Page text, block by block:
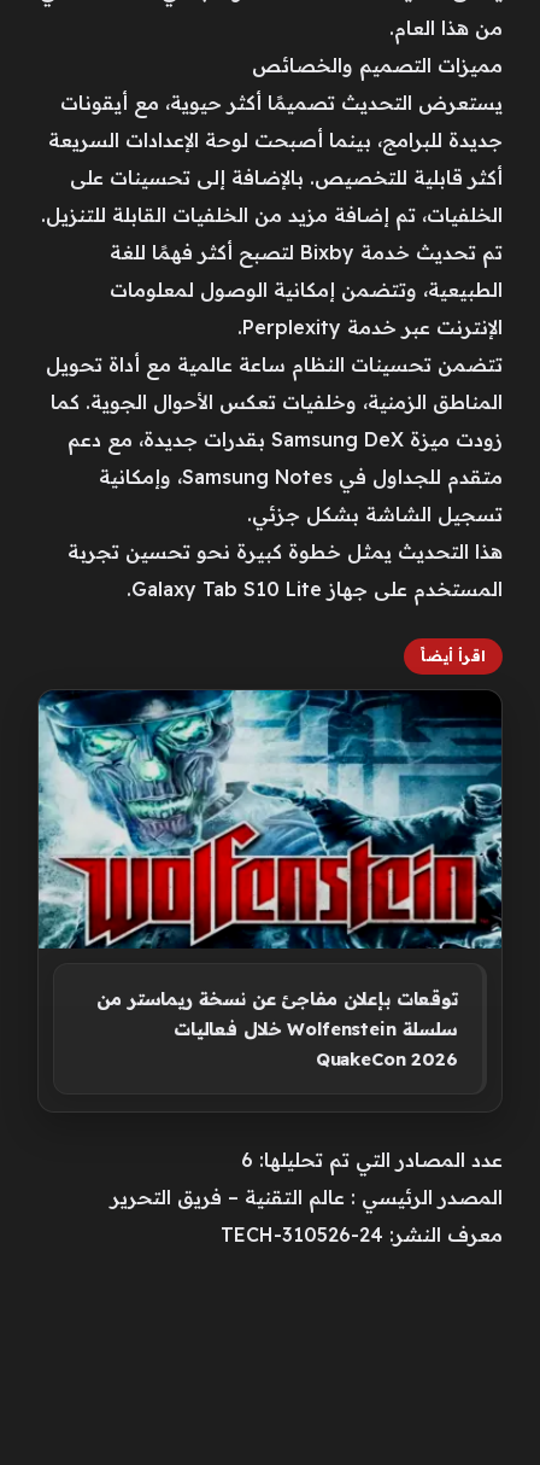
من هذا العام.
مميزات التصميم والخصائص
يستعرض التحديث تصميمًا أكثر حيوية، مع أيقونات
جديدة للبرامج، بينما أصبحت لوحة الإعدادات السريعة
أكثر قابلية للتخصيص. بالإضافة إلى تحسينات على
الخلفيات، تم إضافة مزيد من الخلفيات القابلة للتنزيل.
تم تحديث خدمة Bixby لتصبح أكثر فهمًا للغة
الطبيعية، وتتضمن إمكانية الوصول لمعلومات
الإنترنت عبر خدمة Perplexity.
تتضمن تحسينات النظام ساعة عالمية مع أداة تحويل
المناطق الزمنية، وخلفيات تعكس الأحوال الجوية. كما
زودت ميزة Samsung DeX بقدرات جديدة، مع دعم
متقدم للجداول في Samsung Notes، وإمكانية
تسجيل الشاشة بشكل جزئي.
هذا التحديث يمثل خطوة كبيرة نحو تحسين تجربة
المستخدم على جهاز Galaxy Tab S10 Lite.
اقرأ أيضاً
توقعات بإعلان مفاجئ عن نسخة ريماستر من
سلسلة Wolfenstein خلال فعاليات
QuakeCon 2026
عدد المصادر التي تم تحليلها: 6
المصدر الرئيسي : عالم التقنية – فريق التحرير
معرف النشر: TECH-310526-24